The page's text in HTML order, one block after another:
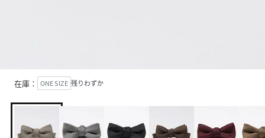
在庫： ONE SIZE 残りわずか